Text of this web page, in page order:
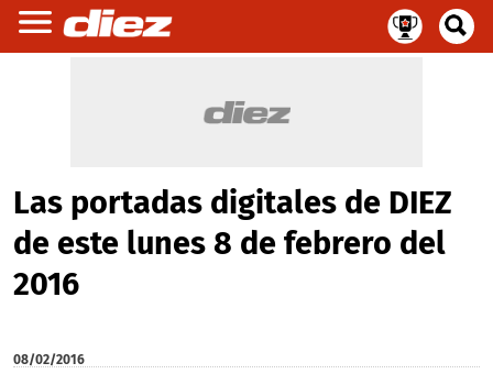
Las portadas digitales de DIEZ
de este lunes 8 de febrero del
2016
08/02/2016